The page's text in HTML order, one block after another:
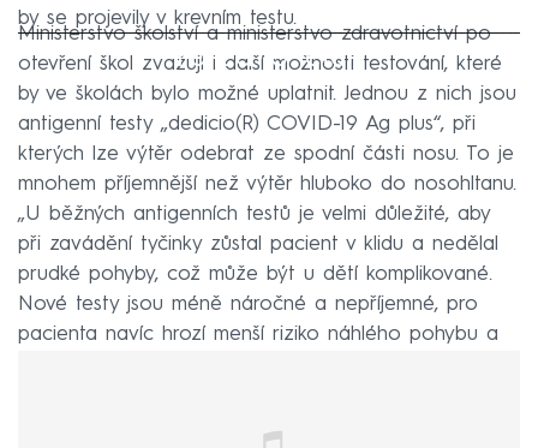
by se projevily v krevním testu.
Failed to fetch
Ministerstvo školství a ministerstvo zdravotnictví po
otevření škol zvažují i další možnosti testování, které
by ve školách bylo možné uplatnit. Jednou z nich jsou
antigenní testy „dedicio(R) COVID-19 Ag plus“, při
kterých lze výtěr odebrat ze spodní části nosu. To je
mnohem příjemnější než výtěr hluboko do nosohltanu.
„U běžných antigenních testů je velmi důležité, aby
při zavádění tyčinky zůstal pacient v klidu a nedělal
prudké pohyby, což může být u dětí komplikované.
Nové testy jsou méně náročné a nepříjemné, pro
pacienta navíc hrozí menší riziko náhlého pohybu a